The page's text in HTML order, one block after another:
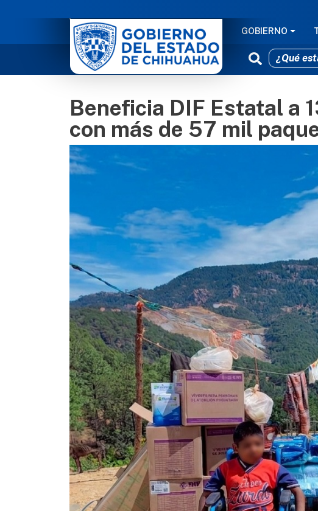
GOBIERNO
Beneficia DIF Estatal a
con más de 57 mil